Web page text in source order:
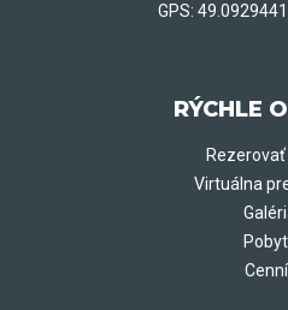
GPS:
RÝCHLE
Virtuálna